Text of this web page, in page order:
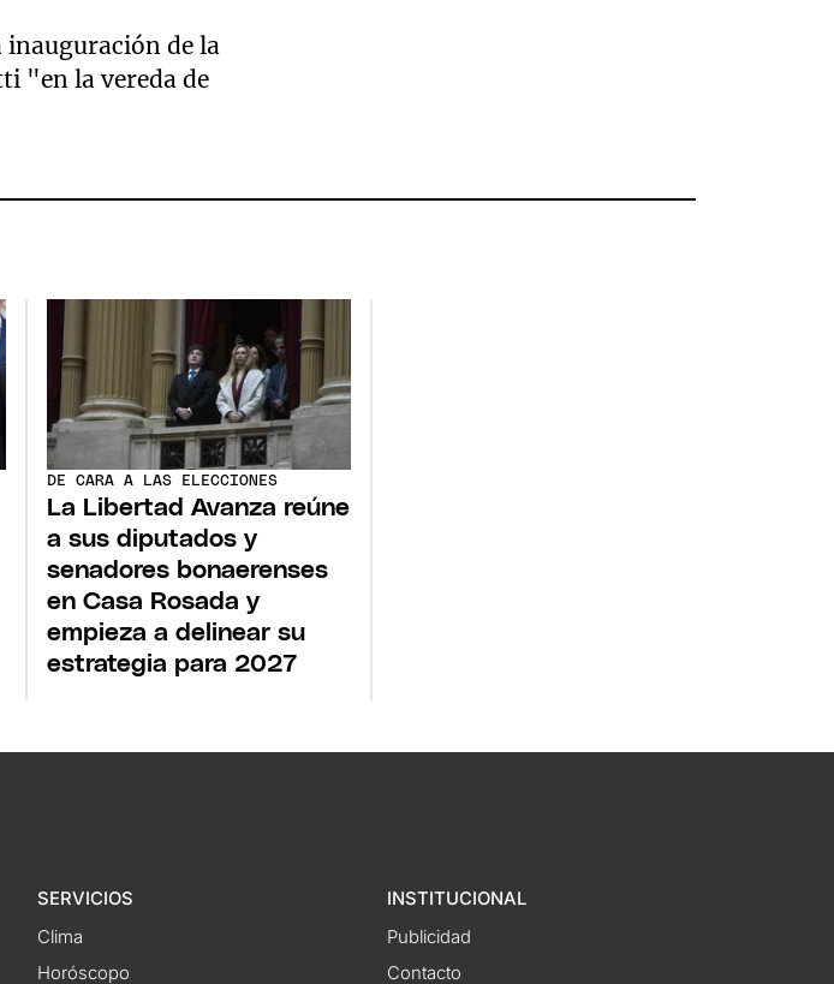
inauguración de la
"en la vereda de
DE CARA A LAS ELECCIONES
La Libertad Avanza reúne
a sus diputados y
senadores bonaerenses
en Casa Rosada y
empieza a delinear su
estrategia para 2027
SERVICIOS
Clima
Horóscopo
INSTITUCIONAL
Publicidad
Contacto